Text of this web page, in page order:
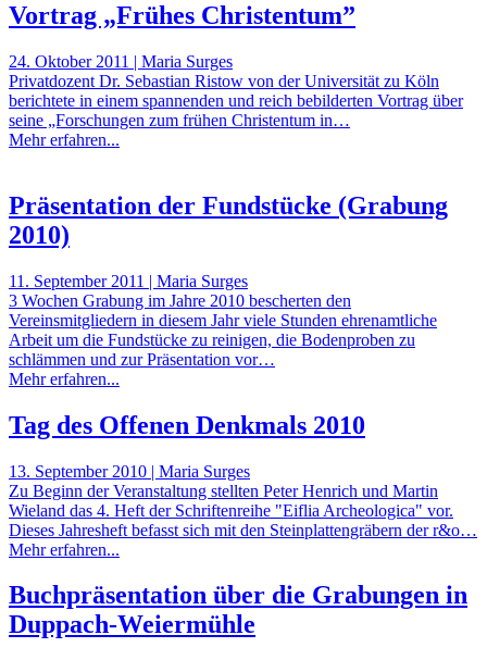
Vortrag „Frühes Christentum”
24. Oktober 2011 | Maria Surges
Privatdozent Dr. Sebastian Ristow von der Universität zu Köln
berichtete in einem spannenden und reich bebilderten Vortrag über
seine „Forschungen zum frühen Christentum in…
Mehr erfahren...
Präsentation der Fundstücke (Grabung
2010)
11. September 2011 | Maria Surges
3 Wochen Grabung im Jahre 2010 bescherten den
Vereinsmitgliedern in diesem Jahr viele Stunden ehrenamtliche
Arbeit um die Fundstücke zu reinigen, die Bodenproben zu
schlämmen und zur Präsentation vor…
Mehr erfahren...
Tag des Offenen Denkmals 2010
13. September 2010 | Maria Surges
Zu Beginn der Veranstaltung stellten Peter Henrich und Martin
Wieland das 4. Heft der Schriftenreihe "Eiflia Archeologica" vor.
Dieses Jahresheft befasst sich mit den Steinplattengräbern der r&o…
Mehr erfahren...
Buchpräsentation über die Grabungen in
Duppach-Weiermühle